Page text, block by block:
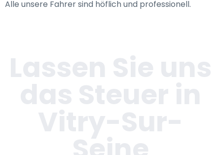
Alle unsere Fahrer sind höflich und professionell.